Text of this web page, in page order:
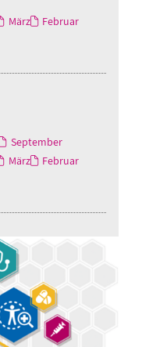
März
Februar
September
März
Februar